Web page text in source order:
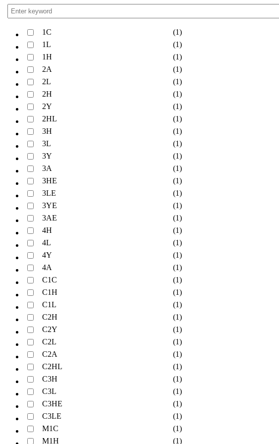
1C
(1)
1L
(1)
1H
(1)
2A
(1)
2L
(1)
2H
(1)
2Y
(1)
2HL
(1)
3H
(1)
3L
(1)
3Y
(1)
3A
(1)
3HE
(1)
3LE
(1)
3YE
(1)
3AE
(1)
4H
(1)
4L
(1)
4Y
(1)
4A
(1)
C1C
(1)
C1H
(1)
C1L
(1)
C2H
(1)
C2Y
(1)
C2L
(1)
C2A
(1)
C2HL
(1)
C3H
(1)
C3L
(1)
C3HE
(1)
C3LE
(1)
M1C
(1)
M1H
(1)